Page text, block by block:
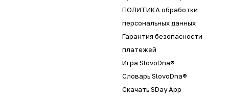
ПОЛИТИКА обработки
персональных данных
Гарантия безопасности
платежей
Игра SlovoDna®
Словарь SlovoDna®
Скачать SDay App